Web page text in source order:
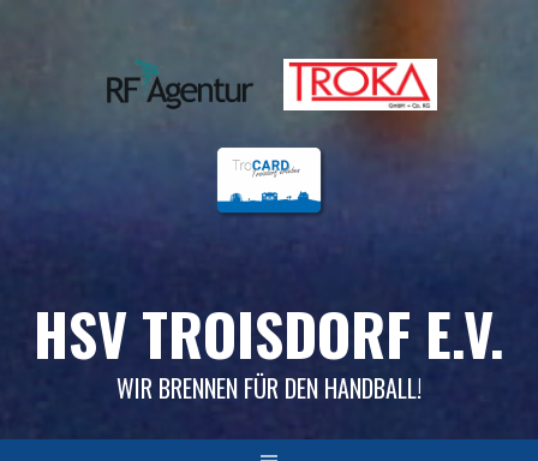
HSV TROISDORF E.V.
WIR BRENNEN FÜR DEN HANDBALL!